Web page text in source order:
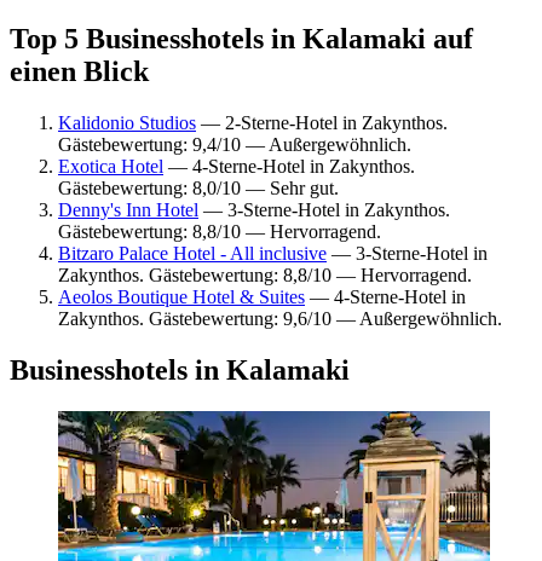
Top 5 Businesshotels in Kalamaki auf
einen Blick
Kalidonio Studios — 2-Sterne-Hotel in Zakynthos.
Gästebewertung: 9,4/10 — Außergewöhnlich.
Exotica Hotel — 4-Sterne-Hotel in Zakynthos.
Gästebewertung: 8,0/10 — Sehr gut.
Denny's Inn Hotel — 3-Sterne-Hotel in Zakynthos.
Gästebewertung: 8,8/10 — Hervorragend.
Bitzaro Palace Hotel - All inclusive — 3-Sterne-Hotel in
Zakynthos. Gästebewertung: 8,8/10 — Hervorragend.
Aeolos Boutique Hotel & Suites — 4-Sterne-Hotel in
Zakynthos. Gästebewertung: 9,6/10 — Außergewöhnlich.
Businesshotels in Kalamaki